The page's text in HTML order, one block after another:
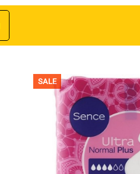
SALE